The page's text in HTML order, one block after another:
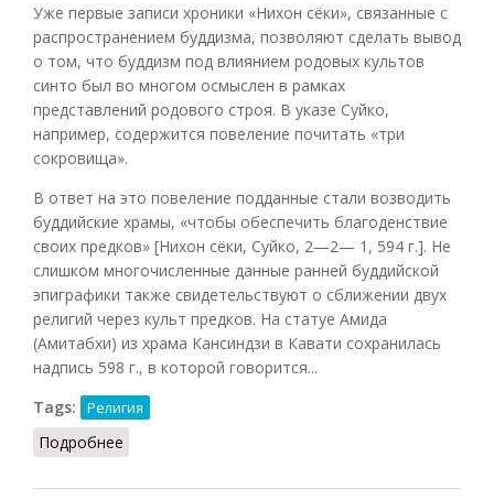
Уже первые записи хроники «Нихон сёки», связанные с
распространением буддизма, позволяют сделать вывод
о том, что буддизм под влиянием родовых культов
синто был во многом осмыслен в рамках
представлений родового строя. В указе Суйко,
например, содержится повеление почитать «три
сокровища».
В ответ на это повеление подданные стали возводить
буддийские храмы, «чтобы обеспечить благоденствие
своих предков» [Нихон сёки, Суйко, 2—2— 1, 594 г.]. Не
слишком многочисленные данные ранней буддийской
эпиграфики также свидетельствуют о сближении двух
религий через культ предков. На статуе Амида
(Амитабхи) из храма Кансиндзи в Кавати сохранилась
надпись 598 г., в которой говорится...
Tags:
Религия
Подробнее